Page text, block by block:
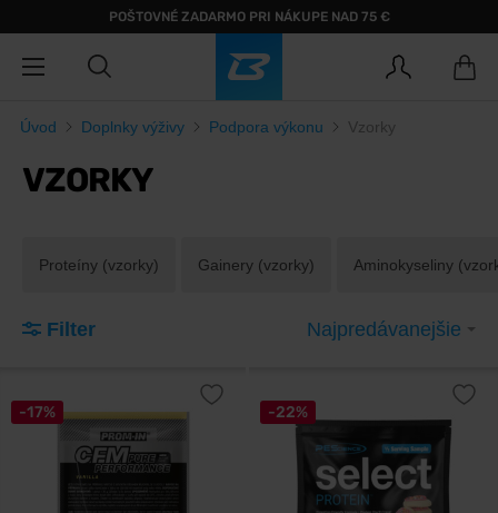
POŠTOVNÉ ZADARMO PRI NÁKUPE NAD 75 €
Úvod Doplnky výživy Podpora výkonu Vzorky
VZORKY
Proteíny (vzorky) Gainery (vzorky) Aminokyseliny
Filter Najpredávanejšie
-17% -22%